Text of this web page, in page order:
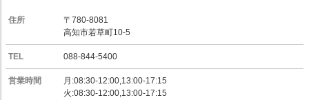
住所
〒780-8081
高知市若草町10-5
TEL 088-844-5400
営業時間
月:08:30-12:00,13:00-17:15
火:08:30-12:00,13:00-17:15